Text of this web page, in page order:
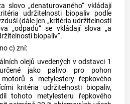
„denaturovaného“ vkládají
udržitelnosti biopaliv podle
(dále jen „kritéria udržitelnosti
„odpadu“ se vkládají slova „a
biopaliv“.
c) zní:
olejů uvedených v odstavci 1
jako palivo pro pohon
motorů s metylestery řepkového
kritéria udržitelnosti biopaliv,
tohoto metylesteru řepkového